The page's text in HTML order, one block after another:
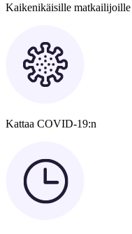
Kaikenikäisille
Kattaa COVID-19:n